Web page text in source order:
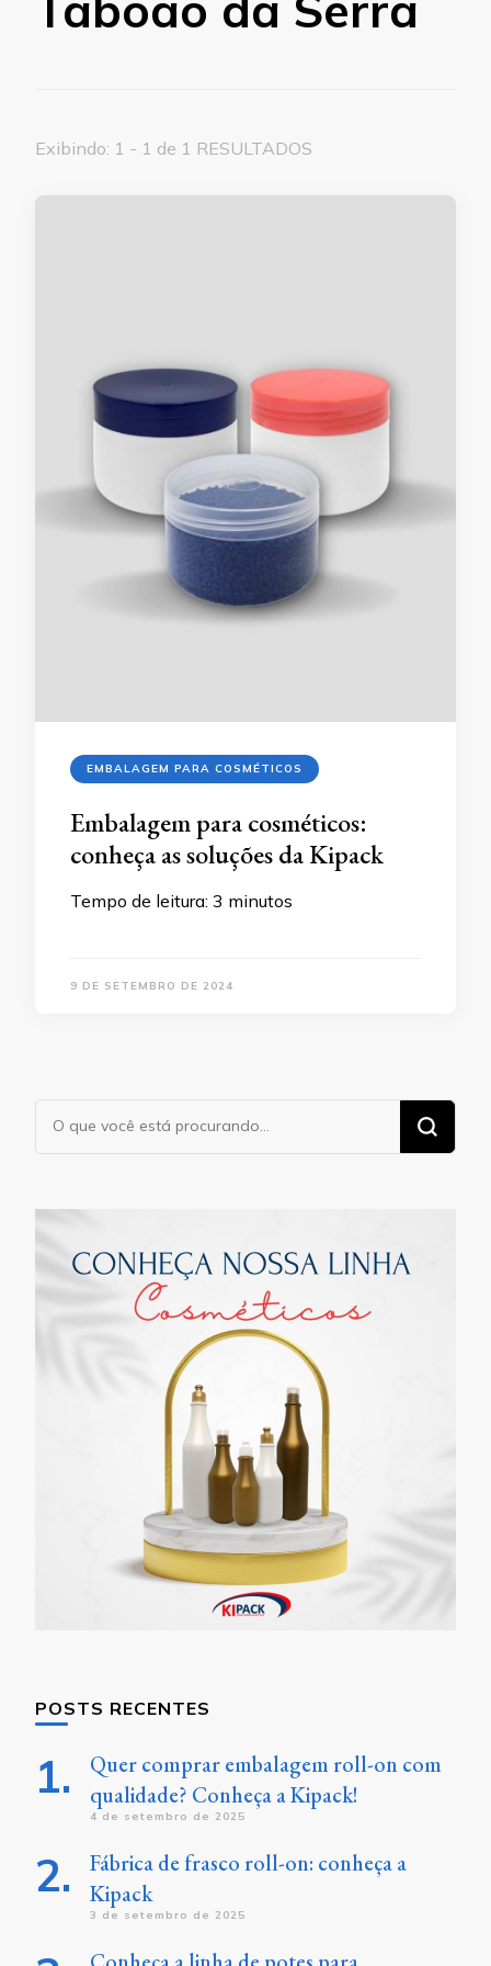
Exibindo: 1 - 1 de 1 RESULTADOS
EMBALAGEM PARA COSMÉTICOS
Embalagem para cosméticos:
conheça as soluções da Kipack
Tempo de leitura: 3 minutos
9 DE SETEMBRO DE 2024
Procurando
algo?
POSTS RECENTES
Quer comprar embalagem roll-on com
qualidade? Conheça a Kipack!
4 de setembro de 2025
Fábrica de frasco roll-on: conheça a
Kipack
3 de setembro de 2025